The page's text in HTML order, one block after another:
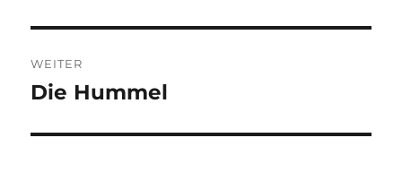
WEITER
Nächster
Die Hummel